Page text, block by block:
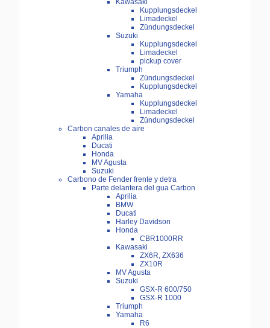
Kawasaki
Kupplungsdeckel
Limadeckel
Zündungsdeckel
Suzuki
Kupplungsdeckel
Limadeckel
pickup cover
Triumph
Zündungsdeckel
Kupplungsdeckel
Yamaha
Kupplungsdeckel
Limadeckel
Zündungsdeckel
Carbon canales de aire
Aprilia
Ducati
Honda
MV Agusta
Suzuki
Carbono de Fender frente y detra
Parte delantera del gua Carbon
Aprilia
BMW
Ducati
Harley Davidson
Honda
CBR1000RR
Kawasaki
ZX6R, ZX636
ZX10R
MV Agusta
Suzuki
GSX-R 600/750
GSX-R 1000
Triumph
Yamaha
R6